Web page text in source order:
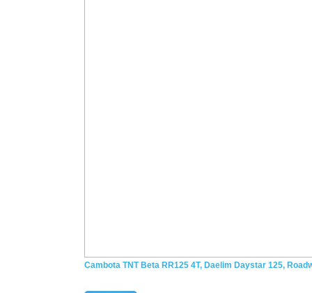
Cambota TNT Beta RR125 4T, Daelim Daystar 125,